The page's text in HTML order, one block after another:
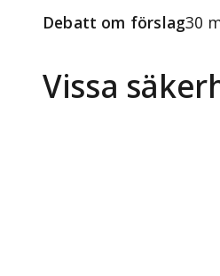
Vissa
Debatt om förslag30